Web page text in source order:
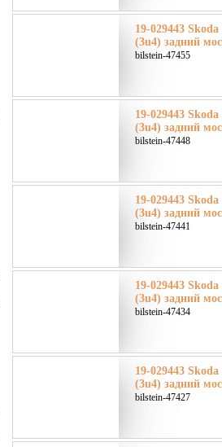
19-029443
(3u4) задний
bilstein-47455
19-029443
(3u4) задний
bilstein-47448
19-029443
(3u4) задний
bilstein-47441
19-029443
(3u4) задний
bilstein-47434
19-029443
(3u4) задний
bilstein-47427